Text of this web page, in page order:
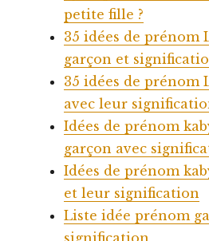
petite fille ?
35 idées de prénom
garçon et
35 idées de prénom
avec leur
Idées de prénom
garçon avec
Idées de prénom
et leur signification
Liste idée prénom
signification